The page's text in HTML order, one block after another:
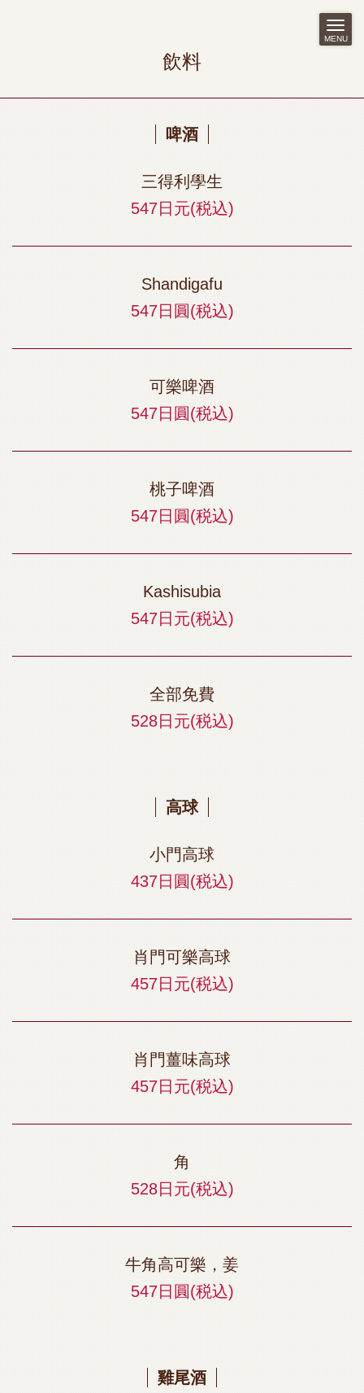
MENU
飲料
啤酒
三得利學生
547日元(税込)
Shandigafu
547日圓(税込)
可樂啤酒
547日圓(税込)
桃子啤酒
547日圓(税込)
Kashisubia
547日元(税込)
全部免費
528日元(税込)
高球
小門高球
437日圓(税込)
肖門可樂高球
457日元(税込)
肖門薑味高球
457日元(税込)
角
528日元(税込)
牛角高可樂，姜
547日圓(税込)
雞尾酒